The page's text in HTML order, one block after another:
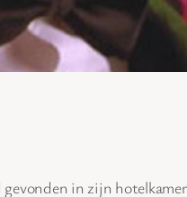
in zijn